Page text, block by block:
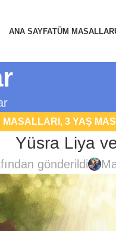
ANA SAYFATÜM MASALLAR
MASALLARI ,3 YAŞ
MASALLARI ,
Yüsra Liya
gönderildi